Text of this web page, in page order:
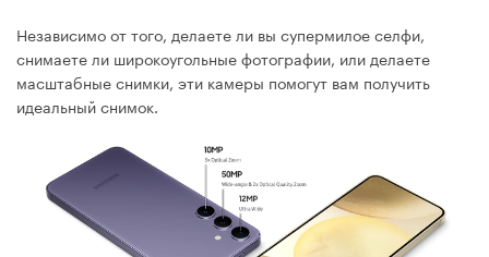
Независимо от того, делаете ли вы супермилое селфи,
снимаете ли широкоугольные фотографии, или делаете
масштабные снимки, эти камеры помогут вам получить
идеальный снимок.